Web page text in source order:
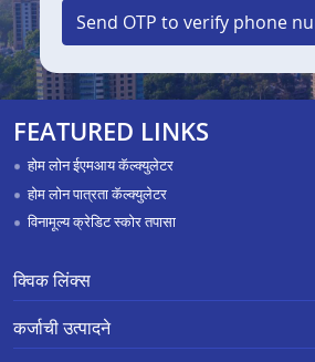
Send OTP to verify phone
FEATURED LINKS
होम लोन ईएमआय कॅल्क्युलेटर
होम लोन पात्रता कॅल्क्युलेटर
विनामूल्य क्रेडिट स्कोर तपासा
क्विक लिंक्स
नवीन कर्जासाठी अर्ज
APR Calculator
करिअर
कर्जाची उत्पादने